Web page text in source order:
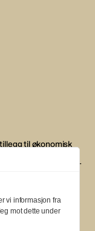
til økonomisk
og
og Vær Varsom-
vi informasjon fra
mot dette under